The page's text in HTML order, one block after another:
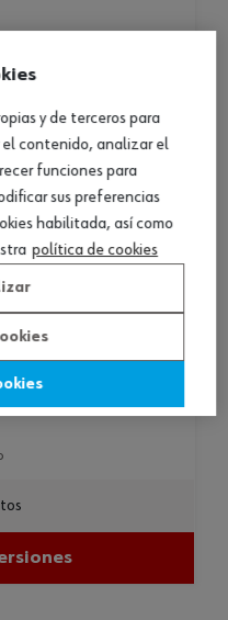
y de terceros para
contenido, analizar el
funciones para
sus preferencias
habilitada, así como
política de cookies